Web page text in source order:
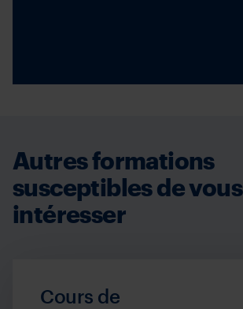
Autres formations
susceptibles de vous
intéresser
Cours de